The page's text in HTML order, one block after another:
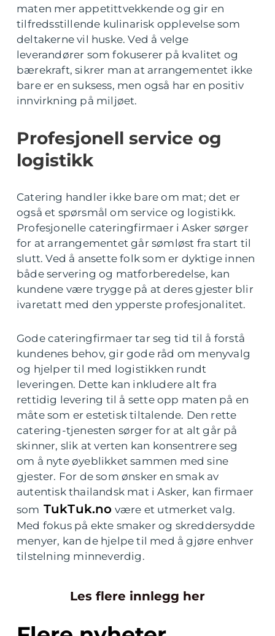
maten mer appetittvekkende og gir en
tilfredsstillende kulinarisk opplevelse som
deltakerne vil huske. Ved å velge
leverandører som fokuserer på kvalitet og
bærekraft, sikrer man at arrangementet ikke
bare er en suksess, men også har en positiv
innvirkning på miljøet.
Profesjonell service og
logistikk
Catering handler ikke bare om mat; det er
også et spørsmål om service og logistikk.
Profesjonelle cateringfirmaer i Asker sørger
for at arrangementet går sømløst fra start til
slutt. Ved å ansette folk som er dyktige innen
både servering og matforberedelse, kan
kundene være trygge på at deres gjester blir
ivaretatt med den ypperste profesjonalitet.
Gode cateringfirmaer tar seg tid til å forstå
kundenes behov, gir gode råd om menyvalg
og hjelper til med logistikken rundt
leveringen. Dette kan inkludere alt fra
rettidig levering til å sette opp maten på en
måte som er estetisk tiltalende. Den rette
catering-tjenesten sørger for at alt går på
skinner, slik at verten kan konsentrere seg
om å nyte øyeblikket sammen med sine
gjester. For de som ønsker en smak av
autentisk thailandsk mat i Asker, kan firmaer
som TukTuk.no være et utmerket valg.
Med fokus på ekte smaker og skreddersydde
menyer, kan de hjelpe til med å gjøre enhver
tilstelning minneverdig.
Les flere innlegg her